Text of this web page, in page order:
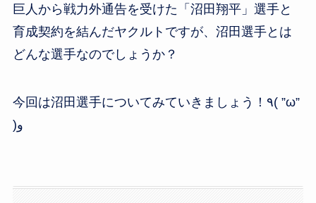
o
o
k
巨人から戦力外通告を受けた「沼田翔平」選手と
育成契約を結んだヤクルトですが、沼田選手とは
どんな選手なのでしょうか？
今回は沼田選手についてみていきましょう！٩( ”ω”
)و